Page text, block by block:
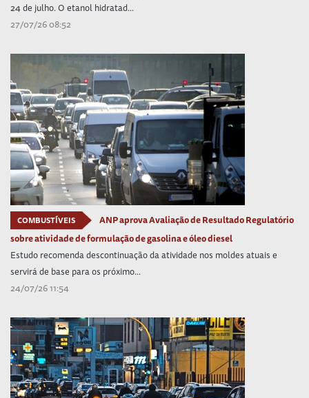
24 de julho. O etanol hidratad...
27/07/26 08:52
COMBUSTÍVEIS
ANP aprova Avaliação de Resultado Regulatório
sobre atividade de formulação de gasolina e óleo diesel
Estudo recomenda descontinuação da atividade nos moldes atuais e
servirá de base para os próximo...
24/07/26 11:54